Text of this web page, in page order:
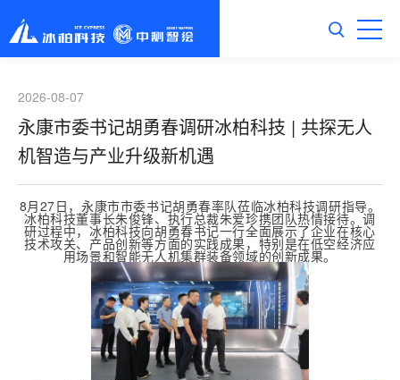
2026-08-07
永康市委书记胡勇春调研冰柏科技 | 共探无人
机智造与产业升级新机遇
8月27日，永康市市委书记胡勇春率队莅临冰柏科技调研指导。
冰柏科技董事长朱俊锋、执行总裁朱爱珍携团队热情接待。调
研过程中，冰柏科技向胡勇春书记一行全面展示了企业在核心
技术攻关、产品创新等方面的实践成果，特别是在低空经济应
用场景和智能无人机集群装备领域的创新成果。